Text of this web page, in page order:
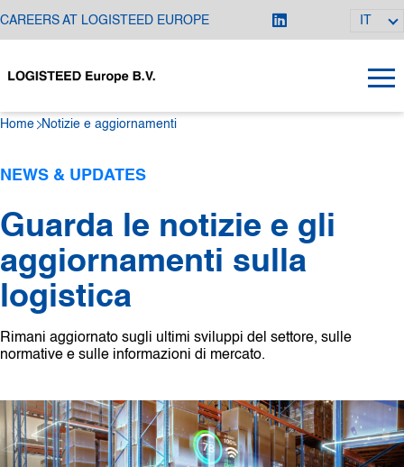
CAREERS AT LOGISTEED EUROPE
Home Notizie e aggiornamenti
NEWS & UPDATES
Guarda le notizie e gli
aggiornamenti sulla
logistica
Rimani aggiornato sugli ultimi sviluppi del settore, sulle
normative e sulle informazioni di mercato.